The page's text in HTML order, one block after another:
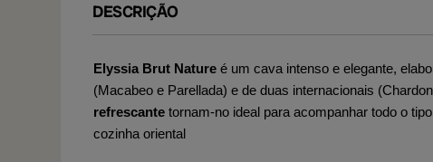
DESCRIÇÃO
Elyssia Brut Nature é um cava intenso e elegante,
(Macabeo e Parellada) e de duas internacionais
refrescante tornam-no ideal para acompanhar todo o
cozinha oriental